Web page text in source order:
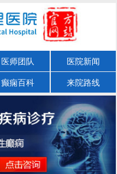
医师团队 医院新闻
癫痫百科 来院路线